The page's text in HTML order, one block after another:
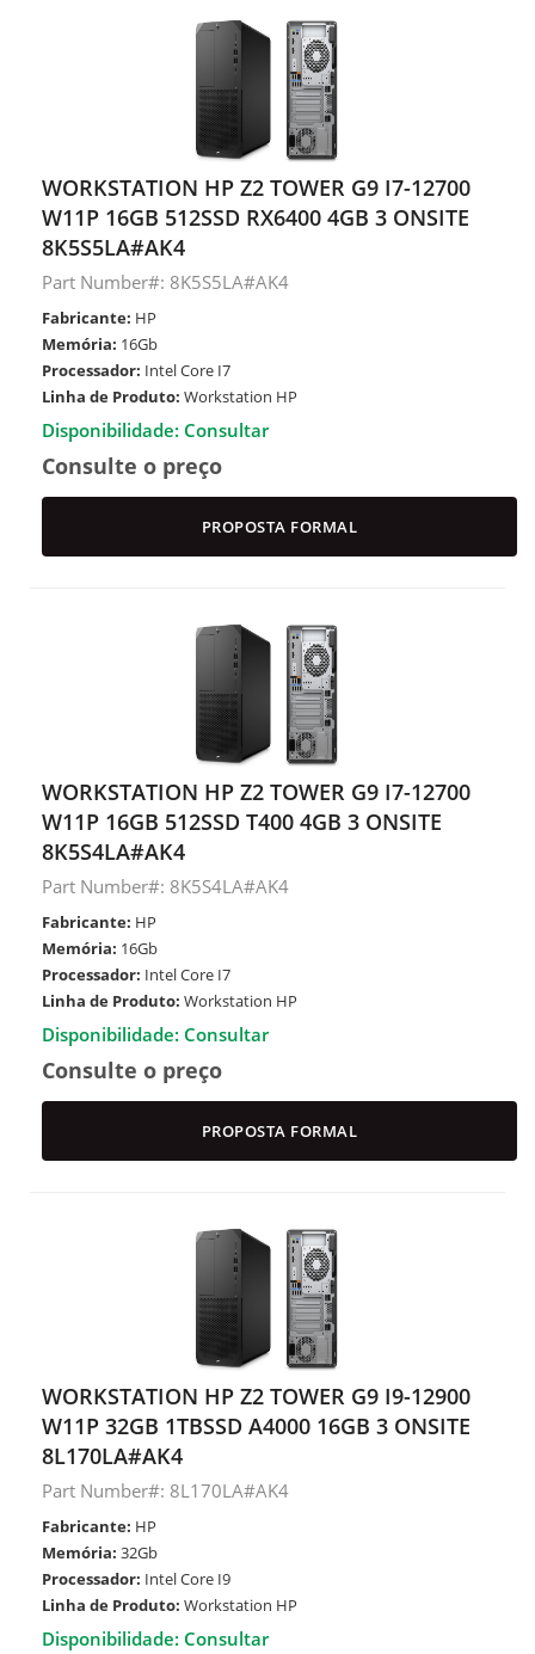
WORKSTATION HP Z2 TOWER G9 I7-12700
W11P 16GB 512SSD RX6400 4GB 3 ONSITE
8K5S5LA#AK4
Part Number#: 8K5S5LA#AK4
Fabricante: HP
Memória: 16Gb
Processador: Intel Core I7
Linha de Produto: Workstation HP
Disponibilidade: Consultar
Consulte o preço
PROPOSTA FORMAL
WORKSTATION HP Z2 TOWER G9 I7-12700
W11P 16GB 512SSD T400 4GB 3 ONSITE
8K5S4LA#AK4
Part Number#: 8K5S4LA#AK4
Fabricante: HP
Memória: 16Gb
Processador: Intel Core I7
Linha de Produto: Workstation HP
Disponibilidade: Consultar
Consulte o preço
PROPOSTA FORMAL
WORKSTATION HP Z2 TOWER G9 I9-12900
W11P 32GB 1TBSSD A4000 16GB 3 ONSITE
8L170LA#AK4
Part Number#: 8L170LA#AK4
Fabricante: HP
Memória: 32Gb
Processador: Intel Core I9
Linha de Produto: Workstation HP
Disponibilidade: Consultar